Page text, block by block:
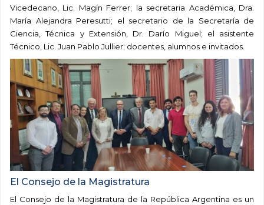
Vicedecano, Lic. Magín Ferrer; la secretaria Académica, Dra.
María Alejandra Peresutti; el secretario de la Secretaría de
Ciencia, Técnica y Extensión, Dr. Darío Miguel; el asistente
Técnico, Lic. Juan Pablo Jullier; docentes, alumnos e invitados.
El Consejo de la Magistratura
El Consejo de la Magistratura de la República Argentina es un